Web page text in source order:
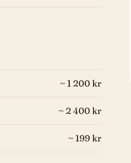
~ 1 200 kr
~ 2 400 kr
~ 199 kr